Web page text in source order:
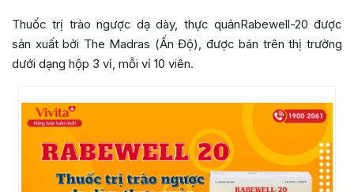
Thuốc trị trào ngược dạ dày, thực quảnRabewell-20 được
sản xuất bởi The Madras (Ấn Độ), được bán trên thị trường
dưới dạng hộp 3 vỉ, mỗi vỉ 10 viên.